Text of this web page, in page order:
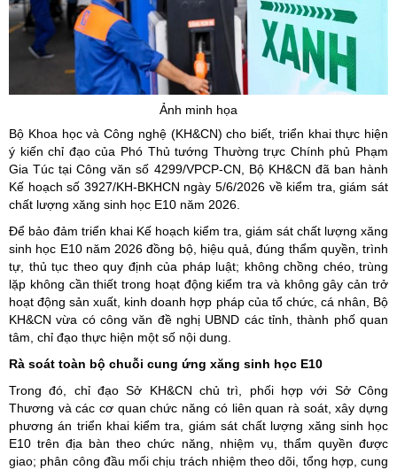
Ảnh minh họa
Bộ Khoa học và Công nghệ (KH&CN) cho biết, triển khai thực hiện
ý kiến chỉ đạo của Phó Thủ tướng Thường trực Chính phủ Phạm
Gia Túc tại Công văn số 4299/VPCP-CN, Bộ KH&CN đã ban hành
Kế hoạch số 3927/KH-BKHCN ngày 5/6/2026 về kiểm tra, giám sát
chất lượng xăng sinh học E10 năm 2026.
Để bảo đảm triển khai Kế hoạch kiểm tra, giám sát chất lượng xăng
sinh học E10 năm 2026 đồng bộ, hiệu quả, đúng thẩm quyền, trình
tự, thủ tục theo quy định của pháp luật; không chồng chéo, trùng
lặp không cần thiết trong hoạt động kiểm tra và không gây cản trở
hoạt động sản xuất, kinh doanh hợp pháp của tổ chức, cá nhân, Bộ
KH&CN vừa có công văn đề nghị UBND các tỉnh, thành phố quan
tâm, chỉ đạo thực hiện một số nội dung.
Rà soát toàn bộ chuỗi cung ứng xăng sinh học E10
Trong đó, chỉ đạo Sở KH&CN chủ trì, phối hợp với Sở Công
Thương và các cơ quan chức năng có liên quan rà soát, xây dựng
phương án triển khai kiểm tra, giám sát chất lượng xăng sinh học
E10 trên địa bàn theo chức năng, nhiệm vụ, thẩm quyền được
giao; phân công đầu mối chịu trách nhiệm theo dõi, tổng hợp, cung